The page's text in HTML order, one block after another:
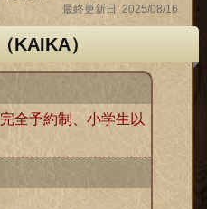
最終更新日: 2025/08/16
KAIKA）
完全予約制、小学生以